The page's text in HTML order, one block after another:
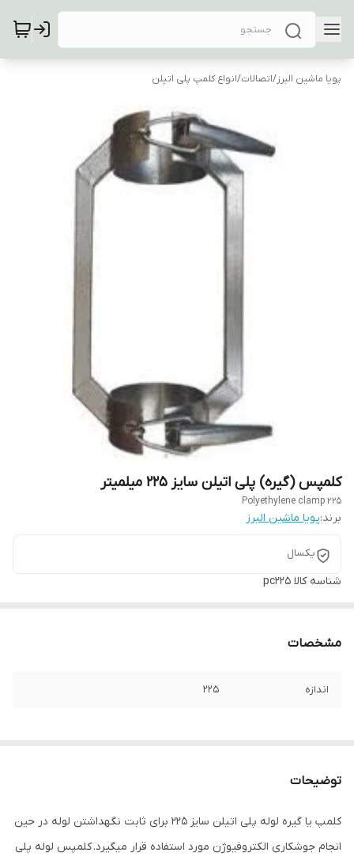
پویا ماشین البرز/اتصالات/انواع کلمپ پلی اتیلن
کلمپس (گیره) پلی اتیلن سایز 225 میلمیتر
Polyethylene clamp 225
برند:پویا ماشین البرز
یکسال
شناسه کالا pc225
مشخصات
اندازه 225
توضیحات
کلمپ یا گیره لوله پلی اتیلن سایز 225 برای ثابت نگهداشتن لوله در حین
انجام جوشکاری الکتروفیوژن مورد استفاده قرار میگیرد. کلمپس لوله پلی